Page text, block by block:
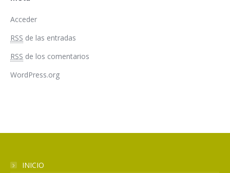
Acceder
RSS de las entradas
RSS de los comentarios
WordPress.org
INICIO